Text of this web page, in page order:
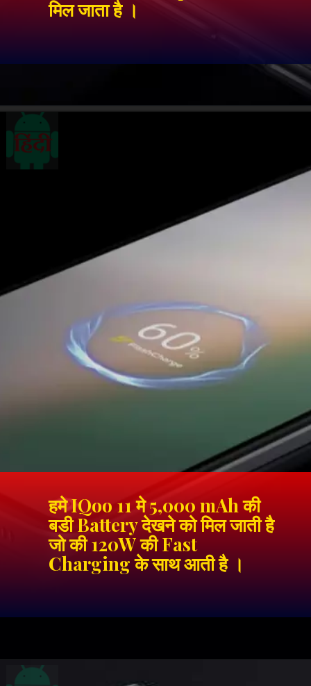
मिल जाता है ।
हमे IQoo 11 मे 5,000 mAh की
बडी Battery देखने को मिल जाती है
जो की 120W की Fast
Charging के साथ आती है ।